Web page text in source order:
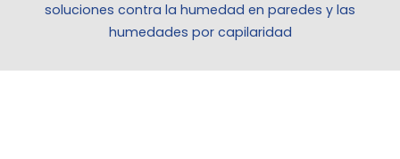
soluciones contra la humedad en paredes y las
humedades por capilaridad